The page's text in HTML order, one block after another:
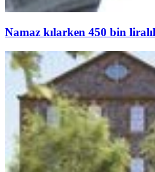
Namaz kılarken 450 bin